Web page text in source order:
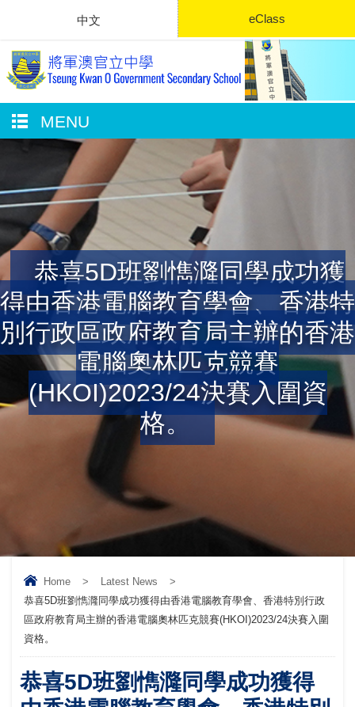
中文 eClass
MENU
恭喜5D班劉懏漋同學成功獲
得由香港電腦教育學會、香港特
別行政區政府教育局主辦的香港
電腦奧林匹克競賽
(HKOI)2023/24決賽入圍資
格。
Home > Latest News
>
恭喜5D班劉懏漋同學成功獲得由香港電腦教育學會、香港特別行政
區政府教育局主辦的香港電腦奧林匹克競賽(HKOI)2023/24決賽入圍
資格。
恭喜5D班劉懏漋同學成功獲得